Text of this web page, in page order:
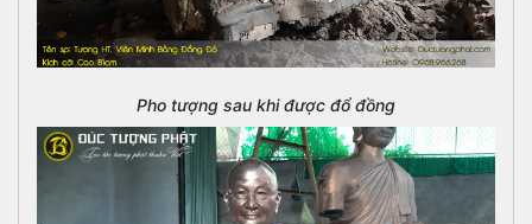
Pho tượng sau khi được đổ đồng